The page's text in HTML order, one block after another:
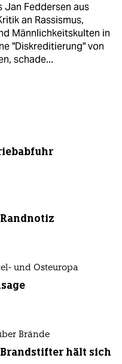
Jan Feddersen aus
an Rassismus,
Männlichkeitskulten in
"Diskreditierung" von
schade...
und Osteuropa
Brände
hält sich